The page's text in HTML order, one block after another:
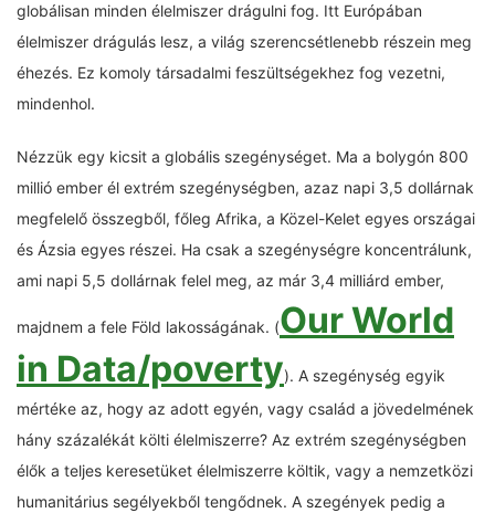
globálisan minden élelmiszer drágulni fog. Itt Európában
élelmiszer drágulás lesz, a világ szerencsétlenebb részein meg
éhezés. Ez komoly társadalmi feszültségekhez fog vezetni,
mindenhol.
Nézzük egy kicsit a globális szegénységet. Ma a bolygón 800
millió ember él extrém szegénységben, azaz napi 3,5 dollárnak
megfelelő összegből, főleg Afrika, a Közel-Kelet egyes országai
és Ázsia egyes részei. Ha csak a szegénységre koncentrálunk,
ami napi 5,5 dollárnak felel meg, az már 3,4 milliárd ember,
majdnem a fele Föld lakosságának. (Our World
in Data/poverty). A szegénység egyik
mértéke az, hogy az adott egyén, vagy család a jövedelmének
hány százalékát költi élelmiszerre? Az extrém szegénységben
élők a teljes keresetüket élelmiszerre költik, vagy a nemzetközi
humanitárius segélyekből tengődnek. A szegények pedig a